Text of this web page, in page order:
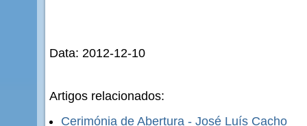
Data: 2012-12-10
Artigos relacionados:
Cerimónia de Abertura - José Luís Cacho